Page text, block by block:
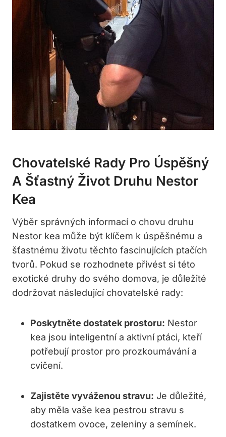
Chovatelské Rady Pro Úspěšný
A Šťastný Život Druhu Nestor
Kea
Výběr správných informací o chovu druhu
Nestor kea může být klíčem k úspěšnému a
šťastnému životu těchto fascinujících ptačích
tvorů. Pokud se rozhodnete přivést si této
exotické druhy do svého domova, je důležité
dodržovat následující chovatelské rady:
Poskytněte dostatek prostoru: Nestor
kea jsou inteligentní a aktivní ptáci, kteří
potřebují prostor pro prozkoumávání a
cvičení.
Zajistěte vyváženou stravu: Je důležité,
aby měla vaše kea pestrou stravu s
dostatkem ovoce, zeleniny a semínek.